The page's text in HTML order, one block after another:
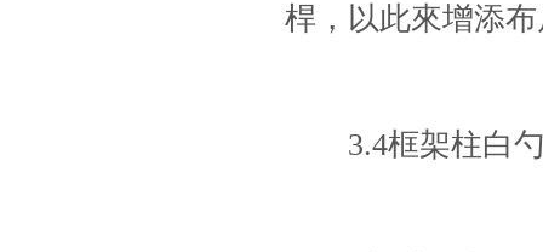
桿，以此來增添
3.4框架柱白勺